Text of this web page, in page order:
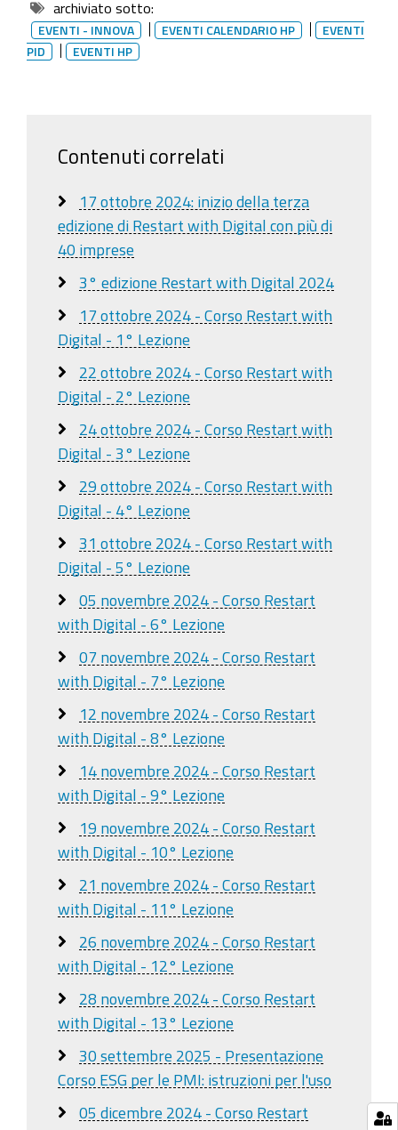
archiviato sotto:
EVENTI - INNOVA EVENTI CALENDARIO HP
EVENTI
PID
EVENTI HP
Contenuti correlati
17 ottobre 2024: inizio della terza
edizione di Restart with Digital con più di
40 imprese
3° edizione Restart with Digital 2024
17 ottobre 2024 - Corso Restart with
Digital - 1° Lezione
22 ottobre 2024 - Corso Restart with
Digital - 2° Lezione
24 ottobre 2024 - Corso Restart with
Digital - 3° Lezione
29 ottobre 2024 - Corso Restart with
Digital - 4° Lezione
31 ottobre 2024 - Corso Restart with
Digital - 5° Lezione
05 novembre 2024 - Corso Restart
with Digital - 6° Lezione
07 novembre 2024 - Corso Restart
with Digital - 7° Lezione
12 novembre 2024 - Corso Restart
with Digital - 8° Lezione
14 novembre 2024 - Corso Restart
with Digital - 9° Lezione
19 novembre 2024 - Corso Restart
with Digital - 10° Lezione
21 novembre 2024 - Corso Restart
with Digital - 11° Lezione
26 novembre 2024 - Corso Restart
with Digital - 12° Lezione
28 novembre 2024 - Corso Restart
with Digital - 13° Lezione
30 settembre 2025 - Presentazione
Corso ESG per le PMI: istruzioni per l'uso
05 dicembre 2024 - Corso Restart